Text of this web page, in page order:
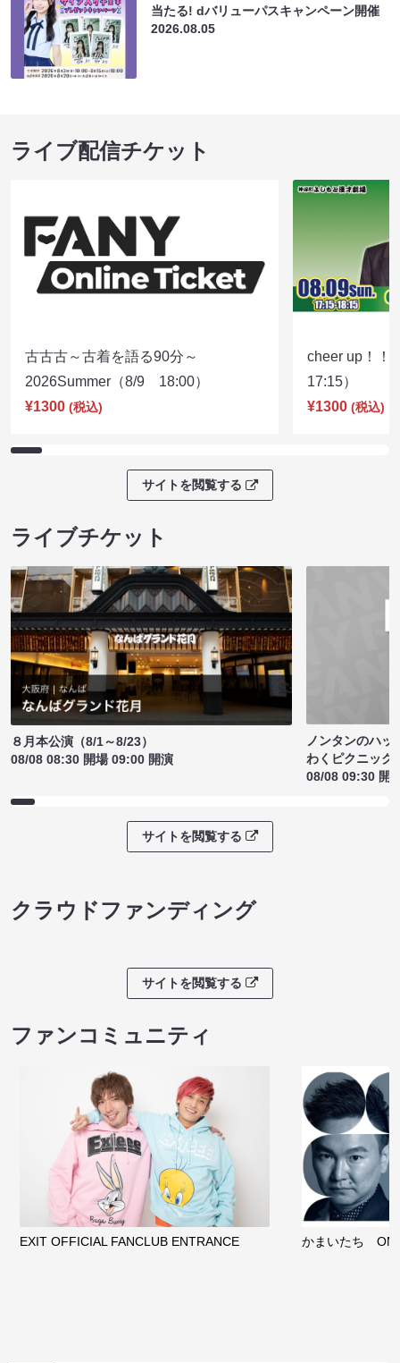
当たる! dバリューパスキャンペーン開催
2026.08.05
ライブ配信チケット
古古古～古着を語る90分～
2026Summer（8/9 18:00）
¥1300 (税込)
cheer up！
17:15）
¥1300 (税込)
サイトを閲覧する
ライブチケット
８月本公演（8/1～8/23）
08/08 08:30 開場 09:00 開演
ノンタンのハッ
わくピクニック
08/08 09:30 開
サイトを閲覧する
クラウドファンディング
サイトを閲覧する
ファンコミュニティ
EXIT OFFICIAL FANCLUB ENTRANCE かまいたち